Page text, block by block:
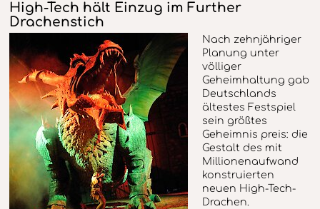
High-Tech hält Einzug im Further
Drachenstich
Nach zehnjähriger
Planung unter
völliger
Geheimhaltung gab
Deutschlands
ältestes Festspiel
sein größtes
Geheimnis preis: die
Gestalt des mit
Millionenaufwand
konstruierten
neuen High-Tech-
Drachen.